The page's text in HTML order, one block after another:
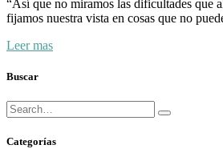
“Así que no miramos las dificultades que
fijamos nuestra vista en cosas que no
Leer mas
Buscar
Búsqueda
para:
Buscar
Categorías